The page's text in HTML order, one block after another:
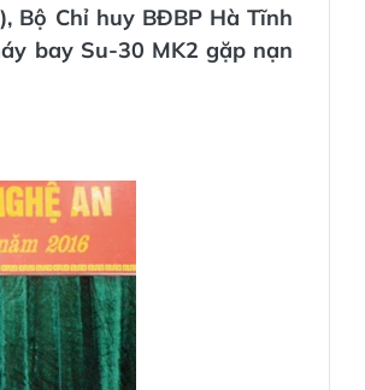
Bộ Chỉ huy BĐBP Hà Tĩnh
bay Su-30 MK2 gặp nạn